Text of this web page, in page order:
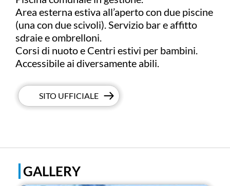
Area esterna estiva all’aperto con due piscine
(una con due scivoli). Servizio bar e affitto
sdraie e ombrelloni.
Corsi di nuoto e Centri estivi per bambini.
Accessibile ai diversamente abili.
SITO UFFICIALE
GALLERY